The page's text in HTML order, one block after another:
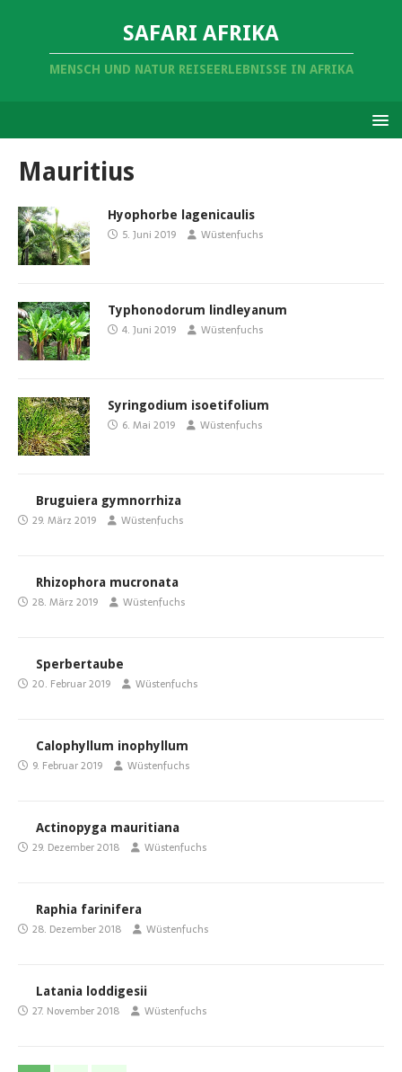
SAFARI AFRIKA
MENSCH UND NATUR REISEERLEBNISSE IN AFRIKA
Mauritius
Hyophorbe lagenicaulis
5. Juni 2019 Wüstenfuchs
Typhonodorum lindleyanum
4. Juni 2019 Wüstenfuchs
Syringodium isoetifolium
6. Mai 2019 Wüstenfuchs
Bruguiera gymnorrhiza
29. März 2019 Wüstenfuchs
Rhizophora mucronata
28. März 2019 Wüstenfuchs
Sperbertaube
20. Februar 2019 Wüstenfuchs
Calophyllum inophyllum
9. Februar 2019 Wüstenfuchs
Actinopyga mauritiana
29. Dezember 2018 Wüstenfuchs
Raphia farinifera
28. Dezember 2018 Wüstenfuchs
Latania loddigesii
27. November 2018 Wüstenfuchs